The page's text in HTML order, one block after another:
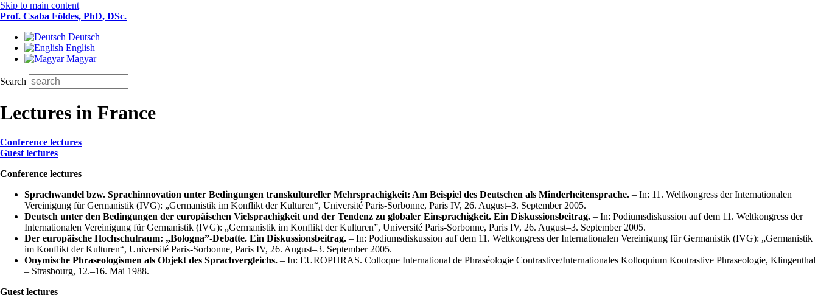
Skip to main content
Prof. Csaba Földes, PhD, DSc.
Deutsch
English
Magyar
Search
Lectures in France
Conference lectures
Guest lectures
Conference lectures
Sprachwandel bzw. Sprachinnovation unter Bedingungen transkultureller Mehrsprachigkeit: Am Beispiel des Deutschen als Minderheitensprache. – In: 11. Weltkongress der Internationalen
Vereinigung für Germanistik (IVG): „Germanistik im Konflikt der Kulturen“, Université Paris-Sorbonne, Paris IV, 26. August–3. September 2005.
Deutsch unter den Bedingungen der europäischen Vielsprachigkeit und der Tendenz zu globaler Einsprachigkeit. Ein Diskussionsbeitrag. – In: Podiumsdiskussion auf dem 11. Weltkongress der
Internationalen Vereinigung für Germanistik (IVG): „Germanistik im Konflikt der Kulturen”, Université Paris-Sorbonne, Paris IV, 26. August–3. September 2005.
Der europäische Hochschulraum: „Bologna”-Debatte. Ein Diskussionsbeitrag. – In: Podiumsdiskussion auf dem 11. Weltkongress der Internationalen Vereinigung für Germanistik (IVG): „Germanistik
im Konflikt der Kulturen“, Université Paris-Sorbonne, Paris IV, 26. August–3. September 2005.
Onymische Phraseologismen als Objekt des Sprachvergleichs. – In: EUROPHRAS. Colloque International de Phraséologie Contrastive/Internationales Kolloquium Kontrastive Phraseologie, Klingenthal
– Strasbourg, 12.–16. Mai 1988.
Guest lectures